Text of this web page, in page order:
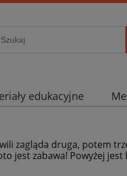
edukacyjne
zagląda druga, potem
jest zabawa! Powyżej jest